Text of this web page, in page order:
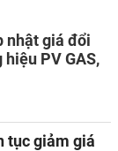
nhật giá đổi
PV GAS,
tục giảm giá